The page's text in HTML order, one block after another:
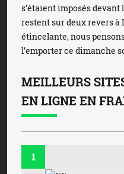
s’étaient imposés
restent sur deux revers à
étincelante, nous
l’emporter ce dimanche
MEILLEURS
EN LIGNE EN
1